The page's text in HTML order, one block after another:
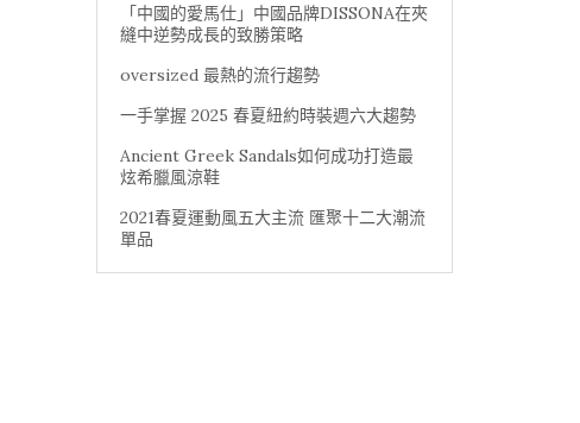
「中國的愛馬仕」中國品牌DISSONA在夾
縫中逆勢成長的致勝策略
oversized 最熱的流行趨勢
一手掌握 2025 春夏紐約時裝週六大趨勢
Ancient Greek Sandals如何成功打造最
炫希臘風涼鞋
2021春夏運動風五大主流 匯聚十二大潮流
單品